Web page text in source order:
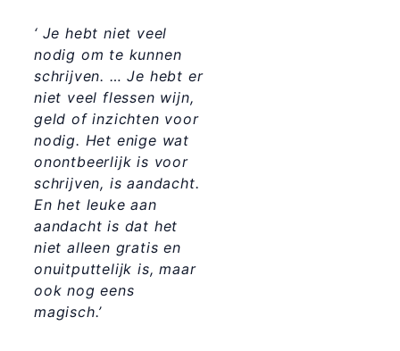
‘ Je hebt niet veel
nodig om te kunnen
schrijven. … Je hebt er
niet veel flessen wijn,
geld of inzichten voor
nodig. Het enige wat
onontbeerlijk is voor
schrijven, is aandacht.
En het leuke aan
aandacht is dat het
niet alleen gratis en
onuitputtelijk is, maar
ook nog eens
magisch.’